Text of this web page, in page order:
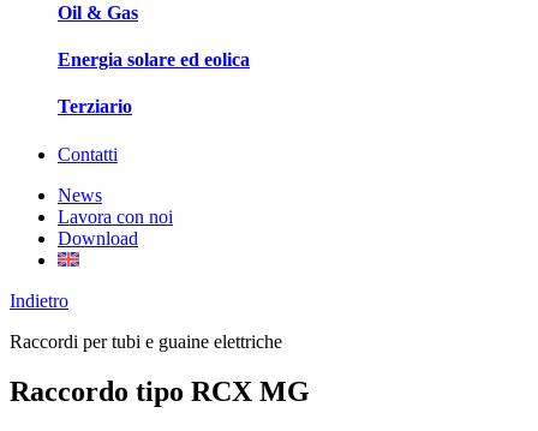
Oil & Gas
Energia solare ed eolica
Terziario
Contatti
News
Lavora con noi
Download
Indietro
Raccordi per tubi e guaine elettriche
Raccordo tipo RCX MG